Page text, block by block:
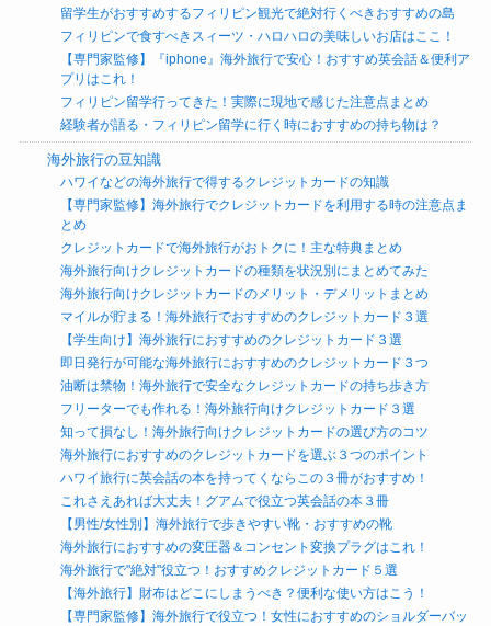
留学生がおすすめするフィリピン観光で絶対行くべきおすすめの島
フィリピンで食すべきスィーツ・ハロハロの美味しいお店はここ！
【専門家監修】『iphone』海外旅行で安心！おすすめ英会話＆便利ア
プリはこれ！
フィリピン留学行ってきた！実際に現地で感じた注意点まとめ
経験者が語る・フィリピン留学に行く時におすすめの持ち物は？
海外旅行の豆知識
ハワイなどの海外旅行で得するクレジットカードの知識
【専門家監修】海外旅行でクレジットカードを利用する時の注意点ま
とめ
クレジットカードで海外旅行がおトクに！主な特典まとめ
海外旅行向けクレジットカードの種類を状況別にまとめてみた
海外旅行向けクレジットカードのメリット・デメリットまとめ
マイルが貯まる！海外旅行でおすすめのクレジットカード３選
【学生向け】海外旅行におすすめのクレジットカード３選
即日発行が可能な海外旅行におすすめのクレジットカード３つ
油断は禁物！海外旅行で安全なクレジットカードの持ち歩き方
フリーターでも作れる！海外旅行向けクレジットカード３選
知って損なし！海外旅行向けクレジットカードの選び方のコツ
海外旅行におすすめのクレジットカードを選ぶ３つのポイント
ハワイ旅行に英会話の本を持ってくならこの３冊がおすすめ！
これさえあれば大丈夫！グアムで役立つ英会話の本３冊
【男性/女性別】海外旅行で歩きやすい靴・おすすめの靴
海外旅行におすすめの変圧器＆コンセント変換プラグはこれ！
海外旅行で"絶対"役立つ！おすすめクレジットカード５選
【海外旅行】財布はどこにしまうべき？便利な使い方はこう！
【専門家監修】海外旅行で役立つ！女性におすすめのショルダーバッ